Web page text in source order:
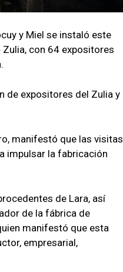
y Miel se instaló este
Zulia, con 64 expositores
de expositores del Zulia y
manifestó que las visitas
impulsar la fabricación
de Lara, así
de la fábrica de
manifestó que esta
empresarial,